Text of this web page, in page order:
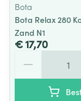
Bota
Bota Relax 280
Zand N1
€ 17,70